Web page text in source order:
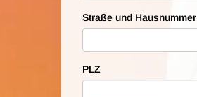
Straße und Hausnummer
PLZ